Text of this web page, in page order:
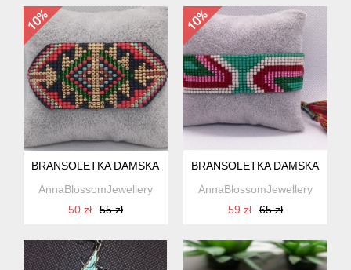
BRANSOLETKA DAMSKA Z KORALIKÓW W STYLU BOHO
AnnaBlossomJewellery
50 zł
55 zł
BRANSOLETKA DAMSKA Z
AnnaBlossomJewellery
59 zł
65 zł